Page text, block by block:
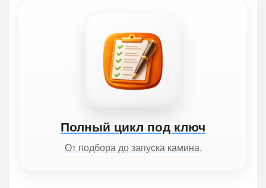
Полный цикл под ключ
От подбора до запуска камина.